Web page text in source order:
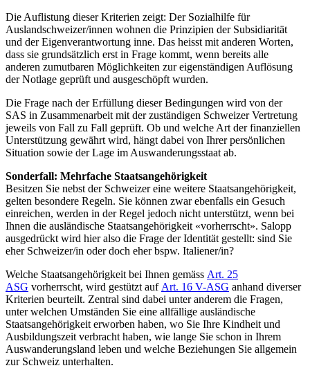
Die Auflistung dieser Kriterien zeigt: Der Sozialhilfe für
Auslandschweizer/innen wohnen die Prinzipien der Subsidiarität
und der Eigenverantwortung inne. Das heisst mit anderen Worten,
dass sie grundsätzlich erst in Frage kommt, wenn bereits alle
anderen zumutbaren Möglichkeiten zur eigenständigen Auflösung
der Notlage geprüft und ausgeschöpft wurden.
Die Frage nach der Erfüllung dieser Bedingungen wird von der
SAS in Zusammenarbeit mit der zuständigen Schweizer Vertretung
jeweils von Fall zu Fall geprüft. Ob und welche Art der finanziellen
Unterstützung gewährt wird, hängt dabei von Ihrer persönlichen
Situation sowie der Lage im Auswanderungsstaat ab.
Sonderfall: Mehrfache Staatsangehörigkeit
Besitzen Sie nebst der Schweizer eine weitere Staatsangehörigkeit,
gelten besondere Regeln. Sie können zwar ebenfalls ein Gesuch
einreichen, werden in der Regel jedoch nicht unterstützt, wenn bei
Ihnen die ausländische Staatsangehörigkeit «vorherrscht». Salopp
ausgedrückt wird hier also die Frage der Identität gestellt: sind Sie
eher Schweizer/in oder doch eher bspw. Italiener/in?
Welche Staatsangehörigkeit bei Ihnen gemäss Art. 25
ASG vorherrscht, wird gestützt auf Art. 16 V-ASG anhand diverser
Kriterien beurteilt. Zentral sind dabei unter anderem die Fragen,
unter welchen Umständen Sie eine allfällige ausländische
Staatsangehörigkeit erworben haben, wo Sie Ihre Kindheit und
Ausbildungszeit verbracht haben, wie lange Sie schon in Ihrem
Auswanderungsland leben und welche Beziehungen Sie allgemein
zur Schweiz unterhalten.